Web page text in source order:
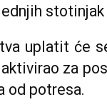
stotinjak
uplatit će
za
od potresa.